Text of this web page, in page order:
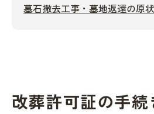
墓石撤去工事・墓地返還の原
改葬許可証の手